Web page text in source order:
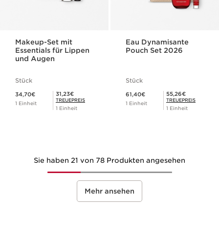
Makeup-Set mit
Essentials für Lippen
und Augen
Stück
34,70€
1 Einheit
Mitgliederpreis 31,23€
31,23€
TREUEPREIS
1 Einheit
Eau Dynamisante
Pouch Set 2026
Stück
61,40€
1 Einheit
Mitgliederpreis 55,26€
55,26€
TREUEPREIS
1 Einheit
Sie haben 21 von 78 Produkten angesehen
Mehr ansehen